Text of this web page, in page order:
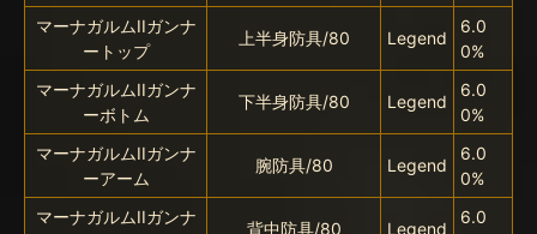
マーナガルムIIガンナ
ートップ
上半身防具/80 Legend
6.0
0%
マーナガルムIIガンナ
ーボトム
下半身防具/80 Legend
6.0
0%
マーナガルムIIガンナ
ーアーム
腕防具/80 Legend
6.0
0%
マーナガルムIIガンナ
背中防具/80 Legend
6.0